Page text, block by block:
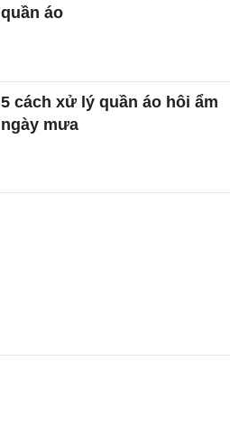
quần áo
5 cách xử lý quần áo hôi ẩm
ngày mưa